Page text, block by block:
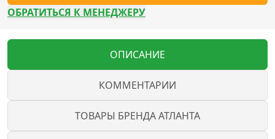
ОБРАТИТЬСЯ К МЕНЕДЖЕРУ
ОПИСАНИЕ
КОММЕНТАРИИ
ТОВАРЫ БРЕНДА АТЛАНТА